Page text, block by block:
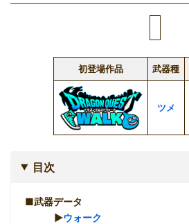
初登場作品 武器種
ツメ
目次
■武器データ
▶︎ウォーク